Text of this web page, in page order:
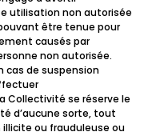
utilisation non autorisée
être tenue pour
causés par
non autorisée.
cas de suspension
Collectivité se réserve le
d’aucune sorte, tout
ou frauduleuse ou